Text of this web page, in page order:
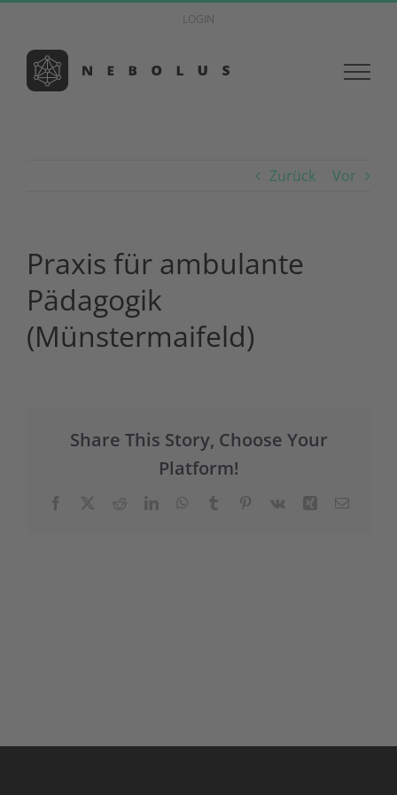
springen
LOGIN
Zurück Vor
Praxis für ambulante
Pädagogik
(Münstermaifeld)
Share This Story, Choose Your
Platform!
Facebook RedditLinkedInWhatsApp
Tumblr Pinterest
Vk Xing E-